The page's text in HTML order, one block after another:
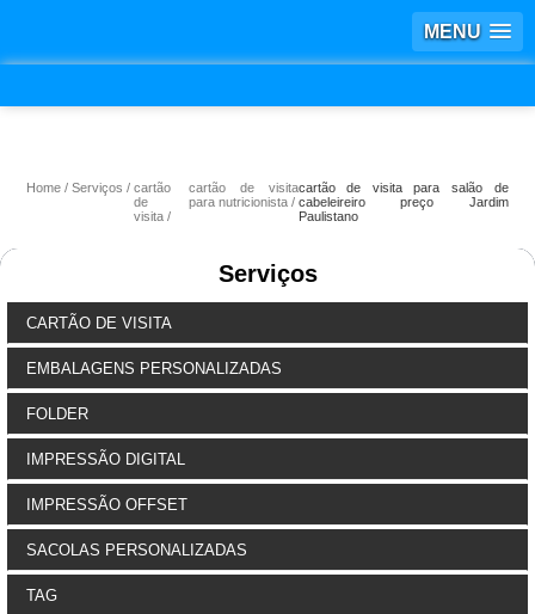
MENU
Home Serviços
cartão
de
visita
cartão de visita
para nutricionista
cartão de visita para salão de
cabeleireiro preço Jardim
Paulistano
Serviços
CARTÃO DE VISITA
EMBALAGENS PERSONALIZADAS
FOLDER
IMPRESSÃO DIGITAL
IMPRESSÃO OFFSET
SACOLAS PERSONALIZADAS
TAG